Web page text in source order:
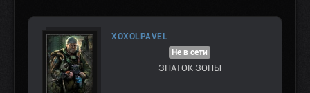
XOXOLPAVEL
Не в сети
ЗНАТОК ЗОНЫ